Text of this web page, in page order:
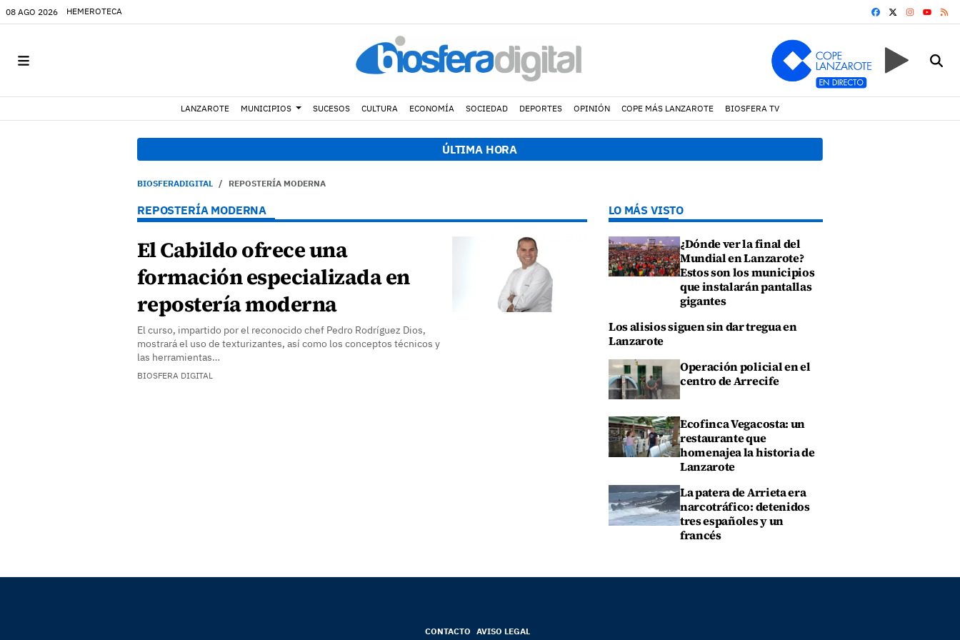
08 AGO 2026 HEMEROTECA FACEBOOK
YOUTUBE
LANZAROTE MUNICIPIOS SUCESOS CULTURA ECONOMÍA SOCIEDAD DEPORTES OPINIÓN COPE MÁS LANZAROTE BIOSFERA TV
ÚLTIMA HORA
Avistados pollos jóvenes de corredor sahariano y episodios de cortejo de hubara cerca del rally de Lanzarote
BIOSFERADIGITAL REPOSTERÍA MODERNA
REPOSTERÍA MODERNA
El Cabildo ofrece una
formación especializada en
repostería moderna
El curso, impartido por el reconocido chef Pedro Rodríguez Dios,
mostrará el uso de texturizantes, así como los conceptos técnicos y
las herramientas…
BIOSFERA DIGITAL
LO MÁS VISTO
¿Dónde ver la final del
Mundial en Lanzarote?
Estos son los municipios
que instalarán pantallas
gigantes
Los alisios siguen sin dar tregua en
Lanzarote
Operación policial en el
centro de Arrecife
Ecofinca Vegacosta: un
restaurante que
homenajea la historia de
Lanzarote
La patera de Arrieta era
narcotráfico: detenidos
tres españoles y un
francés
CONTACTO AVISO LEGAL